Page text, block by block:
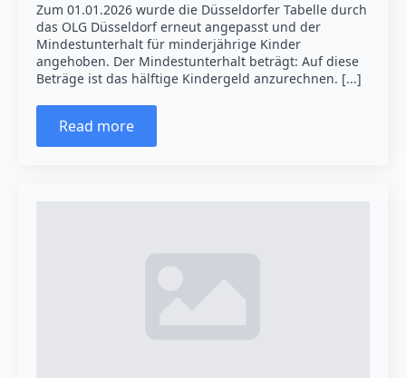
Zum 01.01.2026 wurde die Düsseldorfer Tabelle durch
das OLG Düsseldorf erneut angepasst und der
Mindestunterhalt für minderjährige Kinder
angehoben. Der Mindestunterhalt beträgt: Auf diese
Beträge ist das hälftige Kindergeld anzurechnen. [...]
Read more